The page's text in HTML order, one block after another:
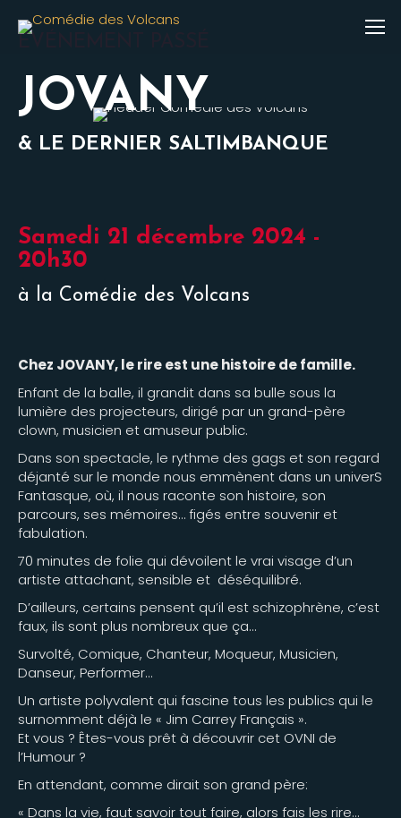
JOVANY
& LE DERNIER SALTIMBANQUE
Samedi 21 décembre 2024 -
20h30
à la Comédie des Volcans
Chez JOVANY, le rire est une histoire de famille.
Enfant de la balle, il grandit dans sa bulle sous la
lumière des projecteurs, dirigé par un grand-père
clown, musicien et amuseur public.
​Dans son spectacle, le rythme des gags et son regard
déjanté sur le monde nous emmènent dans un univerS
Fantasque, où, il nous raconte son histoire, son
parcours, ses mémoires… figés entre souvenir et
fabulation.
70 minutes de folie qui dévoilent le vrai visage d’un
artiste attachant, sensible et déséquilibré.
D’ailleurs, certains pensent qu’il est schizophrène, c’est
faux, ils sont plus nombreux que ça…
​Survolté, Comique, Chanteur, Moqueur, Musicien,
Danseur, Performer…
Un artiste polyvalent qui fascine tous les publics qui le
surnomment déjà le « Jim Carrey Français ».
Et vous ? Êtes-vous prêt à découvrir cet OVNI de
l’Humour ?
En attendant, comme dirait son grand père:
« Dans la vie, faut savoir tout faire, alors fais les rire…